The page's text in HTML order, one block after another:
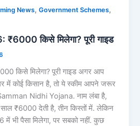
News,Government Schemes,
किसे मिलेगा? पूरी गाइड
किसे मिलेगा? पूरी गाइड अगर आप
में कोई किसान है, तो ये स्कीम आपने जरूर
Nidhi Yojana. नाम लंबा है,
₹6000 देती है, तीन किस्तों में. लेकिन
भी पैसा मिलेगा, पर सबको नहीं. कुछ